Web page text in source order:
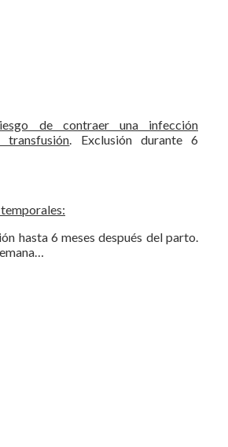
de contraer una infección
. Exclusión durante 6
hasta 6 meses después del parto.